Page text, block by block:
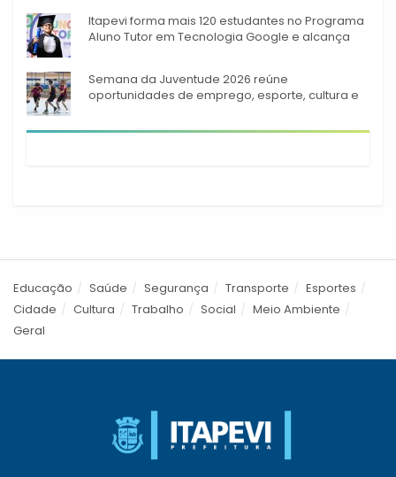
Itapevi forma mais 120 estudantes no Programa
Aluno Tutor em Tecnologia Google e alcança
Semana da Juventude 2026 reúne
oportunidades de emprego, esporte, cultura e
Educação Saúde Segurança Transporte
Esportes
Cidade
Cultura Trabalho Social
Meio Ambiente
Geral